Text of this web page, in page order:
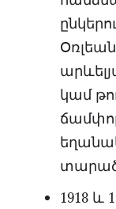
կամ
1918 և